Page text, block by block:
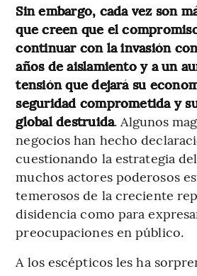
Sin embargo, cada vez son
que creen que el
continuar con la invasión
años de aislamiento y a un
tensión que dejará su
seguridad comprometida y
global destruida. Algunos
negocios han hecho
cuestionando la estrategia
muchos actores poderosos
temerosos de la creciente
disidencia como para
preocupaciones en público.
A los escépticos les ha